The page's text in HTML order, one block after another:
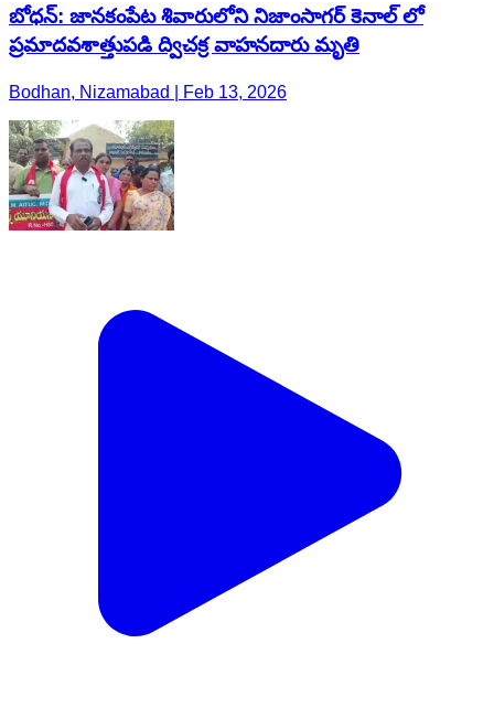
బోధన్: జానకంపేట శివారులోని నిజాంసాగర్ కెనాల్ లో
ప్రమాదవశాత్తుపడి ద్విచక్ర వాహనదారు మృతి
Bodhan, Nizamabad | Feb 13, 2026